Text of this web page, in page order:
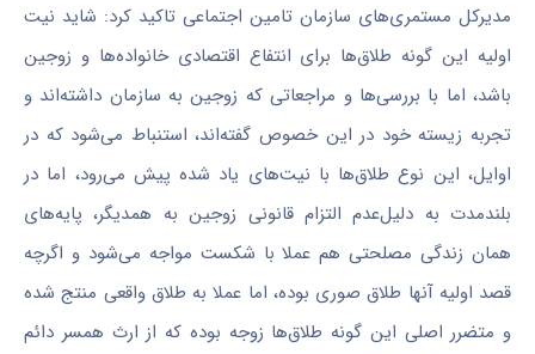
مدیرکل مستمری‌های سازمان تامین اجتماعی تاکید کرد: شاید نیت
اولیه این گونه طلاق‌ها برای انتفاع اقتصادی خانواده‌ها و زوجین
باشد، اما با بررسی‌ها و مراجعاتی که زوجین به سازمان داشته‌اند و
تجربه زیسته خود در این خصوص گفته‌اند، استنباط می‌شود که در
اوایل، این نوع طلاق‌ها با نیت‌های یاد شده پیش می‌رود، اما در
بلندمدت به دلیل‌عدم التزام قانونی زوجین به همدیگر، پایه‌های
همان زندگی مصلحتی هم عملا با شکست مواجه می‌شود و اگرچه
قصد اولیه آنها طلاق صوری بوده، اما عملا به طلاق واقعی منتج شده
و متضرر اصلی این گونه طلاق‌ها زوجه بوده که از ارث همسر دائم